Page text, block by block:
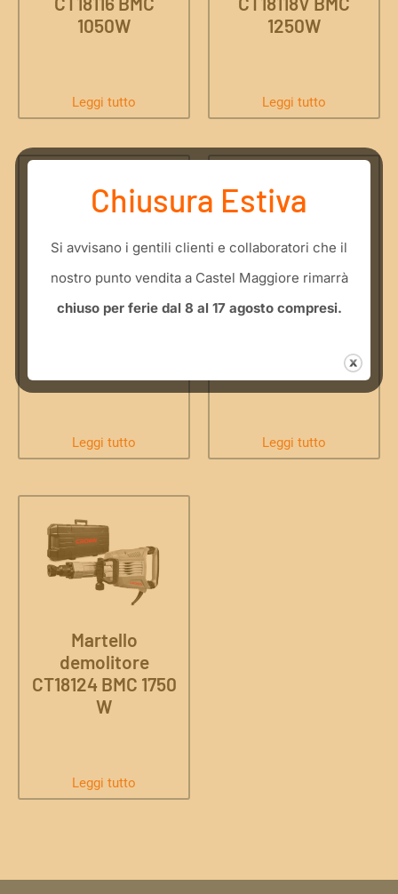
1050W
Leggi tutto
1250W
Leggi tutto
Martello rotativo
CT18123V BMC
Leggi tutto
Martello
demolitore
Leggi tutto
Martello
demolitore
CT18124 BMC 1750
W
Leggi tutto
Chiusura Estiva
​Si avvisano i gentili clienti e collaboratori che il
nostro punto vendita a Castel Maggiore rimarrà
chiuso per ferie dal 8 al 17 agosto compresi.